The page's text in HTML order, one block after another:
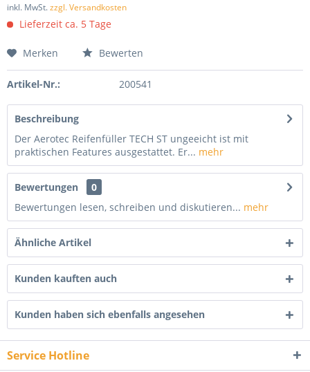
inkl. MwSt.zzgl. Versandkosten
Lieferzeit ca. 5 Tage
Merken Bewerten
Artikel-Nr.: 200541
Beschreibung
Der Aerotec Reifenfüller TECH ST ungeeicht ist mit
praktischen Features ausgestattet. Er... mehr
Bewertungen
0
Bewertungen lesen, schreiben und diskutieren... mehr
Ähnliche Artikel
Kunden kauften auch
Kunden haben sich ebenfalls angesehen
Service Hotline